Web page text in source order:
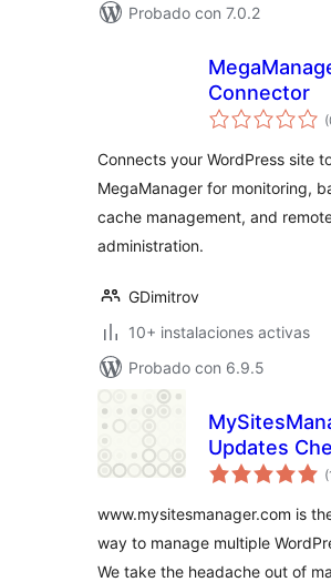
Probado con 7.0.2
Connector
Connects your WordPress site
MegaManager for monitoring,
cache management, and
administration.
GDimitrov
10+ instalaciones activas
Probado con 6.9.5
Updates
www.mysitesmanager.com is
way to manage multiple
We take the headache out of